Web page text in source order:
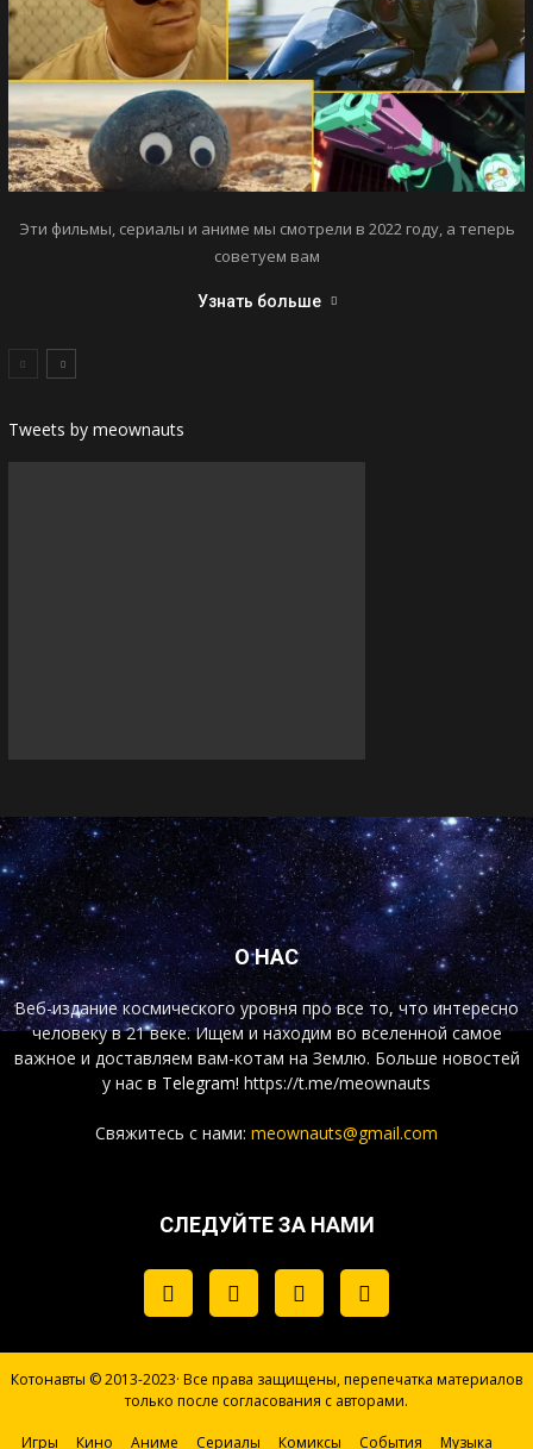
Эти фильмы, сериалы и аниме мы смотрели в 2022 году, а теперь
советуем вам
Узнать больше
Tweets by meownauts
О НАС
Веб-издание космического уровня про все то, что интересно
человеку в 21 веке. Ищем и находим во вселенной самое
важное и доставляем вам-котам на Землю. Больше новостей
у нас в Telegram! https://t.me/meownauts
Свяжитесь с нами: meownauts@gmail.com
СЛЕДУЙТЕ ЗА НАМИ
Котонавты © 2013-2023· Все права защищены, перепечатка материалов
только после согласования с авторами.
Игры Кино Аниме Сериалы Комиксы События Музыка